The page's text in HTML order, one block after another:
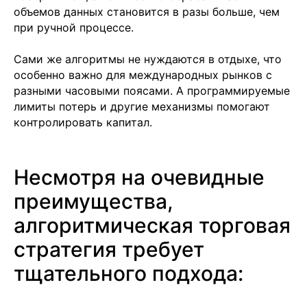
объемов данных становится в разы больше, чем
при ручной процессе.
Сами же алгоритмы не нуждаются в отдыхе, что
особенно важно для международных рынков с
разными часовыми поясами. А программируемые
лимиты потерь и другие механизмы помогают
контролировать капитал.
Несмотря на очевидные
преимущества,
алгоритмическая торговая
стратегия требует
тщательного подхода:
Подобрать специалиста?
Мы направим вам коммерческое